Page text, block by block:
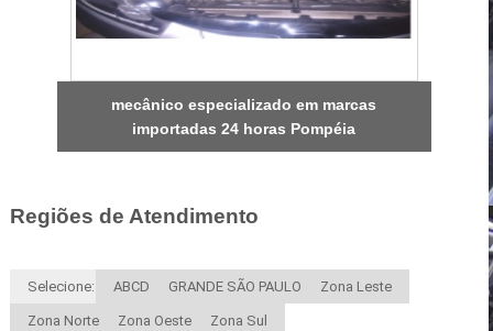
mecânico especializado em marcas
importadas 24 horas Pompéia
Regiões de Atendimento
Selecione: ABCD GRANDE SÃO PAULO Zona Leste
Zona Norte Zona Oeste Zona Sul